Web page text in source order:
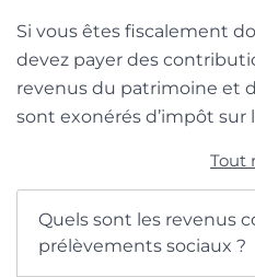
Si vous êtes fiscalement
devez payer des
revenus du patrimoine et
sont exonérés d’impôt sur
Tout
Quels sont les revenus
prélèvements sociaux ?